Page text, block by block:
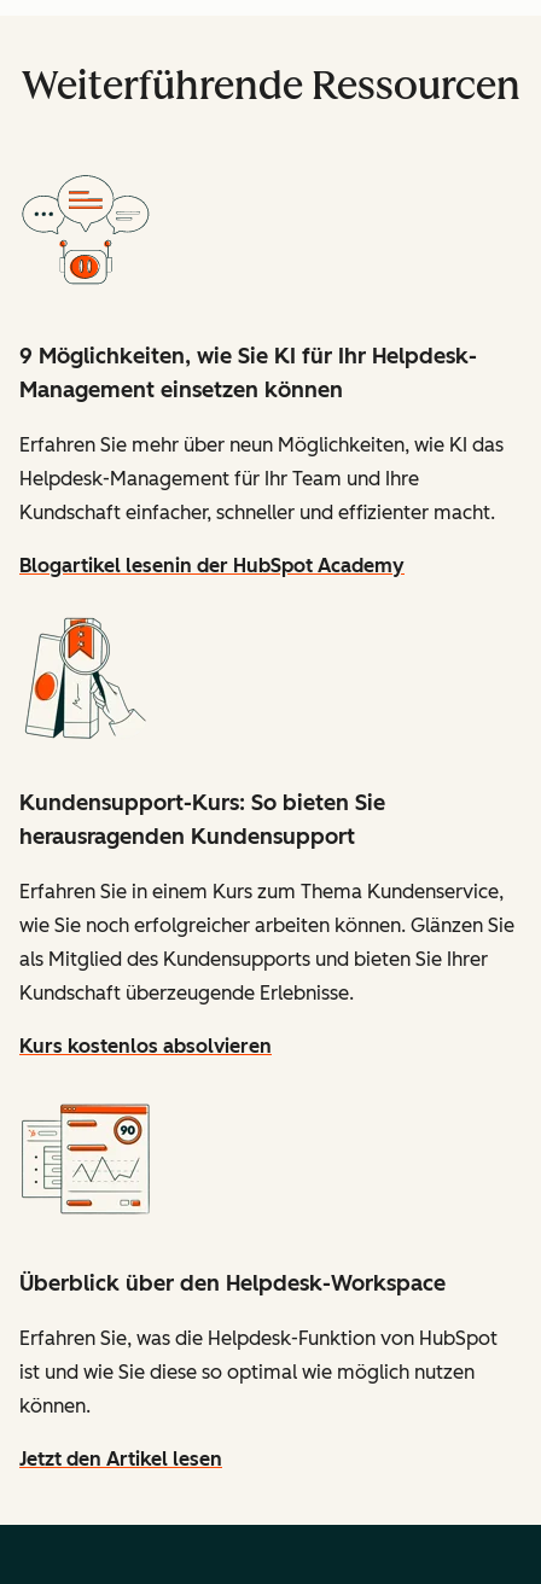
Weiterführende Ressourcen
9 Möglichkeiten, wie Sie KI für Ihr Helpdesk-
Management einsetzen können
Erfahren Sie mehr über neun Möglichkeiten, wie KI das
Helpdesk-Management für Ihr Team und Ihre
Kundschaft einfacher, schneller und effizienter macht.
Blogartikel lesenin der HubSpot Academy
Kundensupport-Kurs: So bieten Sie
herausragenden Kundensupport
Erfahren Sie in einem Kurs zum Thema Kundenservice,
wie Sie noch erfolgreicher arbeiten können. Glänzen Sie
als Mitglied des Kundensupports und bieten Sie Ihrer
Kundschaft überzeugende Erlebnisse.
Kurs kostenlos absolvieren
Überblick über den Helpdesk-Workspace
Erfahren Sie, was die Helpdesk-Funktion von HubSpot
ist und wie Sie diese so optimal wie möglich nutzen
können.
Jetzt den Artikel lesen